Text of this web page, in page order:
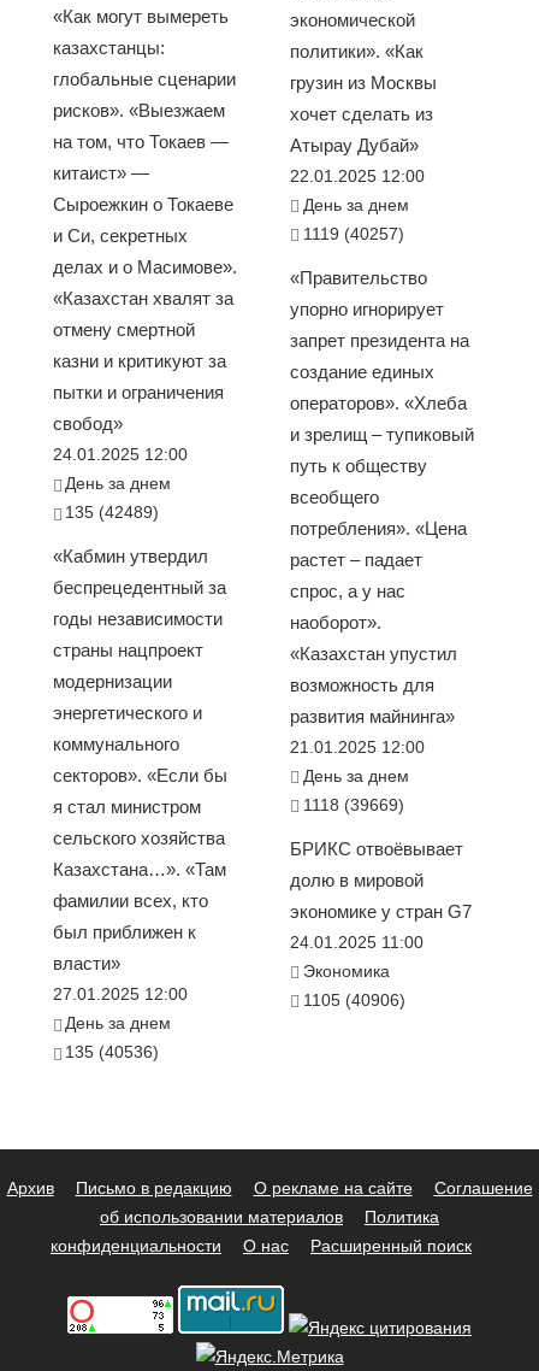
«Как могут вымереть
казахстанцы:
глобальные сценарии
рисков». «Выезжаем
на том, что Токаев —
китаист» —
Сыроежкин о Токаеве
и Си, секретных
делах и о Масимове».
«Казахстан хвалят за
отмену смертной
казни и критикуют за
пытки и ограничения
свобод»
24.01.2025 12:00
День за днем
135 (42489)
«Кабмин утвердил
беспрецедентный за
годы независимости
страны нацпроект
модернизации
энергетического и
коммунального
секторов». «Если бы
я стал министром
сельского хозяйства
Казахстана…». «Там
фамилии всех, кто
был приближен к
власти»
27.01.2025 12:00
День за днем
135 (40536)
экономической
политики». «Как
грузин из Москвы
хочет сделать из
Атырау Дубай»
22.01.2025 12:00
День за днем
1119 (40257)
«Правительство
упорно игнорирует
запрет президента на
создание единых
операторов». «Хлеба
и зрелищ – тупиковый
путь к обществу
всеобщего
потребления». «Цена
растет – падает
спрос, а у нас
наоборот».
«Казахстан упустил
возможность для
развития майнинга»
21.01.2025 12:00
День за днем
1118 (39669)
БРИКС отвоёвывает
долю в мировой
экономике у стран G7
24.01.2025 11:00
Экономика
1105 (40906)
Архив Письмо в редакцию О рекламе на сайте
Соглашение
об использовании материалов
Политика
конфиденциальности
О нас Расширенный поиск